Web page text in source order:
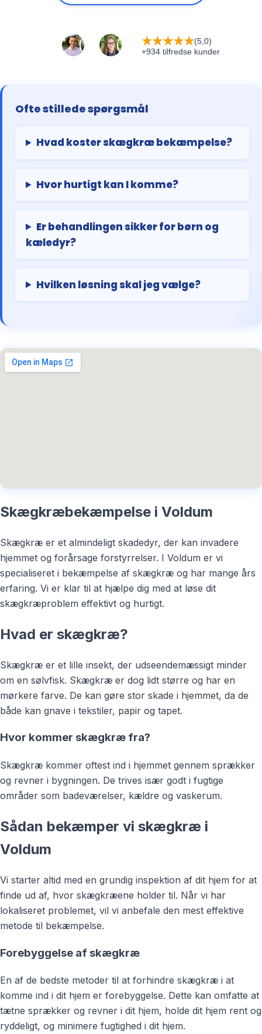
★★★★★(5,0)
+934 tilfredse kunder
Ofte stillede spørgsmål
Hvad koster skægkræ bekæmpelse?
Hvor hurtigt kan I komme?
Er behandlingen sikker for børn og
kæledyr?
Hvilken løsning skal jeg vælge?
Skægkræbekæmpelse i Voldum
Skægkræ er et almindeligt skadedyr, der kan invadere
hjemmet og forårsage forstyrrelser. I Voldum er vi
specialiseret i bekæmpelse af skægkræ og har mange års
erfaring. Vi er klar til at hjælpe dig med at løse dit
skægkræproblem effektivt og hurtigt.
Hvad er skægkræ?
Skægkræ er et lille insekt, der udseendemæssigt minder
om en sølvfisk. Skægkræ er dog lidt større og har en
mørkere farve. De kan gøre stor skade i hjemmet, da de
både kan gnave i tekstiler, papir og tapet.
Hvor kommer skægkræ fra?
Skægkræ kommer oftest ind i hjemmet gennem sprækker
og revner i bygningen. De trives især godt i fugtige
områder som badeværelser, kældre og vaskerum.
Sådan bekæmper vi skægkræ i
Voldum
Vi starter altid med en grundig inspektion af dit hjem for at
finde ud af, hvor skægkræene holder til. Når vi har
lokaliseret problemet, vil vi anbefale den mest effektive
metode til bekæmpelse.
Forebyggelse af skægkræ
En af de bedste metoder til at forhindre skægkræ i at
komme ind i dit hjem er forebyggelse. Dette kan omfatte at
tætne sprækker og revner i dit hjem, holde dit hjem rent og
ryddeligt, og minimere fugtighed i dit hjem.